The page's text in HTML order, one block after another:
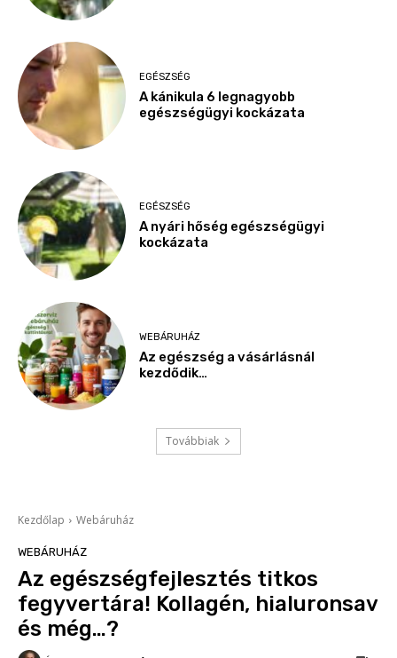
EGÉSZSÉG
A kánikula 6 legnagyobb
egészségügyi kockázata
EGÉSZSÉG
A nyári hőség egészségügyi
kockázata
WEBÁRUHÁZ
Az egészség a vásárlásnál
kezdődik…
Továbbiak